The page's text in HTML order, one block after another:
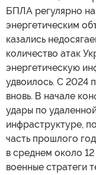
БПЛА регулярно
энергетическим
казались
количество атак
энергетическую
удвоилось. С 2024
вновь. В начале
удары по
инфраструктуре,
часть прошлого
в среднем около
военные стратеги